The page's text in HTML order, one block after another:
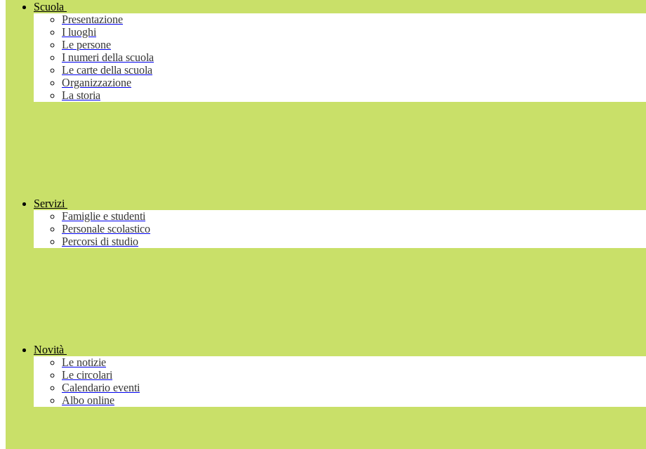
Scuola
Presentazione
I luoghi
Le persone
I numeri della scuola
Le carte della scuola
Organizzazione
La storia
Servizi
Famiglie e studenti
Personale scolastico
Percorsi di studio
Novità
Le notizie
Le circolari
Calendario eventi
Albo online